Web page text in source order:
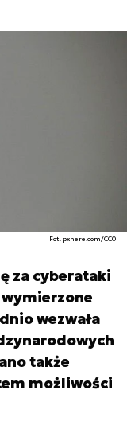
Fot. pxhere.com/CC0
za cyberataki
wezwała
także
możliwości